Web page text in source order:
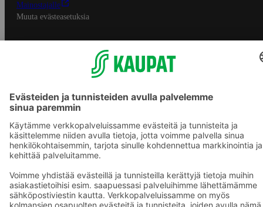
Mainostajalle
Muuta evästeasetuksia
S-ryhmän palvelut
S-ryhmä
Asiakasomistajuus
Yhteishyvä Ruoka -sovellus
S-ostoslista -sovellus
Prisma.fi
Sokos.fi
S-Pankki
Yhteishyvä
Sokos Hotels